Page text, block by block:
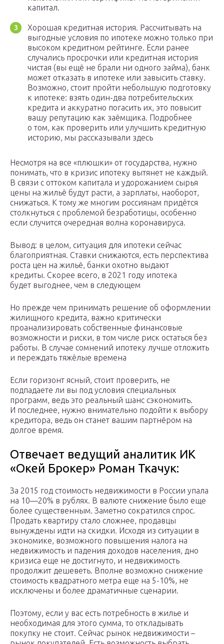
капитал.
Хорошая кредитная история. Рассчитывать на
выгодные условия по ипотеке можно только при
высоком кредитном рейтинге. Если ранее
случались просрочки или кредитная история
чистая (вы ещё не брали ни одного займа), банк
может отказать в ипотеке или завысить ставку.
Возможно, стоит пройти небольшую подготовку
к ипотеке: взять один-два потребительских
кредита и аккуратно погасить их, это повысит
вашу репутацию как заёмщика. Подробнее
о том, как проверить или улучшить кредитную
историю, мы рассказывали здесь
Несмотря на все «плюшки» от государства, нужно
понимать, что в кризис ипотеку вытянет не каждый.
В связи с оттоком капитала и удорожанием сырья
цены на жильё будут расти, а зарплаты, наоборот,
снижаться. К тому же многим россиянам придётся
столкнуться с проблемой безработицы, особенно
если случится очередная волна коронавируса.
Вывод: в целом, ситуация для ипотеки сейчас
благоприятная. Ставки снижаются, есть перспектива
роста цен на жильё, банки охотно выдают
кредиты. Скорее всего, в 2021 году ипотека
будет выгоднее, чем в следующем
Но прежде чем принимать решение об оформлении
жилищного кредита, важно критически
проанализировать собственные финансовые
возможности и риски, в том числе риск остаться без
работы. В случае сомнений ипотеку лучше отложить
и переждать тяжёлые времена
Если горизонт ясный, стоит проверить, не
подпадаете ли вы под условия специальных
программ, ведь это реальный шанс сэкономить.
И последнее, нужно внимательно подойти к выбору
кредитора, ведь он станет вашим партнёром на
долгое время.
Отвечает ведущий аналитик ИК
«Окей Брокер» Роман Ткачук:
За 2015 год стоимость недвижимости в России упала
на 10—20% в рублях. В валюте снижение было еще
более существенным. Заметно сократился спрос.
Продать квартиру стало сложнее, продавцы
вынуждены идти на скидки. Исходя из ситуации в
экономике, возможного повышения налога на
недвижимость и падения доходов населения, дно
кризиса еще не достигнуто, и недвижимость
продолжит дешеветь. Вполне возможно снижение
стоимость квадратного метра еще на 5-10%, не
исключены и более драматичные сценарии.
Поэтому, если у вас есть потребность в жилье и
необходимая для этого сумма, то откладывать
покупку не стоит. Сейчас рынок недвижимости –